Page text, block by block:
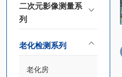
二次元影像测量系
列
老化检测系列
老化房